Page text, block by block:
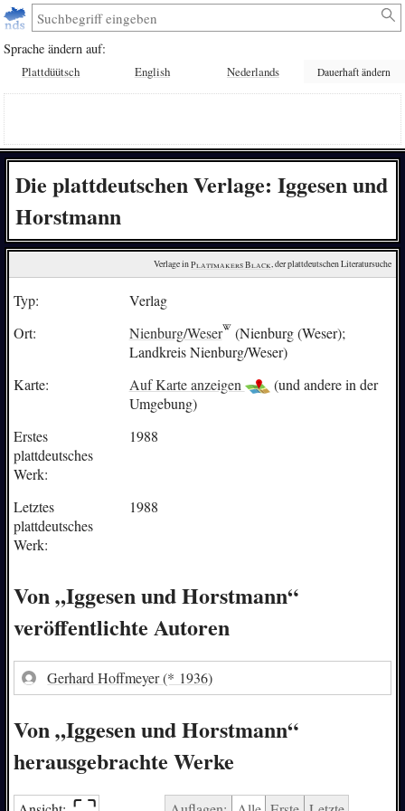
Sprache ändern auf:
Plattdüütsch English Nederlands Dauerhaft ändern
Die plattdeutschen Verlage: Iggesen und
Horstmann
Verlage in Plattmakers Black, der plattdeutschen Literatursuche
Typ:
Verlag
Ort:
Nienburg/Weser
(Nienburg (Weser);
Landkreis Nienburg/Weser)
Karte:
Auf Karte anzeigen
(und andere in der
Umgebung)
Erstes
plattdeutsches
Werk:
1988
Letztes
plattdeutsches
Werk:
1988
Von „Iggesen und Horstmann“
veröffentlichte Autoren
Gerhard Hoffmeyer(* 1936)
Von „Iggesen und Horstmann“
herausgebrachte Werke